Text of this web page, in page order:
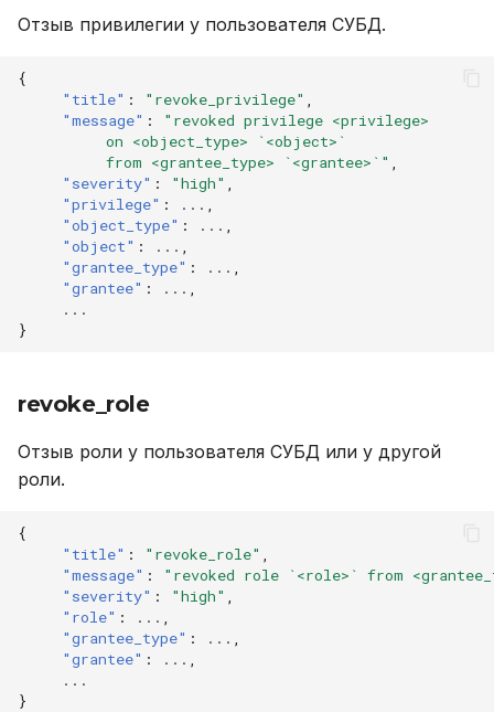
Отзыв привилегии у пользователя СУБД.
{
"title" : "revoke_privilege"
"message" :
"revoked privilege <privilege>
          on <object_type> `<object>`
          from <grantee_type> `<grantee>`"
"severity" : "high"
"privilege" : ...
"object_type" : ...
"object" : ...
"grantee_type" : ...
"grantee" : ...
...
}
revoke_role
Отзыв роли у пользователя СУБД или у другой
роли.
{
"title" : "revoke_role"
"message" :
"revoked role `<role>` from
"severity" : "high"
"role" : ...
"grantee_type" : ...
"grantee" : ...
...
}